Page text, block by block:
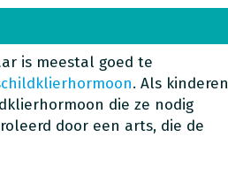
is meestal goed te
. Als kinderen
die ze nodig
door een arts, die de